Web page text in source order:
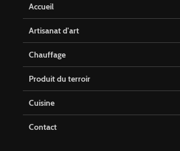
Accueil
Artisanat d'art
Chauffage
Produit du terroir
Cuisine
Contact